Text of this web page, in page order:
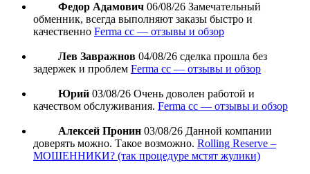
Федор Адамович 06/08/26 Замечательный
обменник, всегда выполняют заказы быстро и
качественно Ferma cc — отзывы и обзор
Лев Завражнов 04/08/26 сделка прошла без
задержек и проблем Ferma cc — отзывы и обзор
Юрий 03/08/26 Очень доволен работой и
качеством обслуживания. Ferma cc — отзывы и обзор
Алексей Пронин 03/08/26 Данной компании
доверять можно. Такое возможно. Rolling Reserve –
МОШЕННИКИ? (так процедуре мстят жулики)